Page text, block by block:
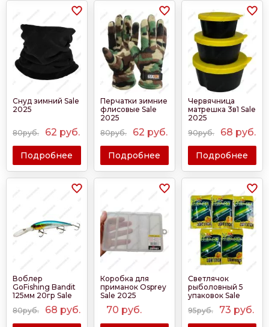
Снуд зимний Sale
2025
80руб. 62 руб.
Подробнее
Перчатки зимние
флисовые Sale
2025
80руб.
62 руб.
Подробнее
Червячница
матрешка 3в1 Sale
2025
90руб.
68 руб.
Подробнее
Воблер
GoFishing Bandit
125мм 20гр Sale
80руб. 68 руб.
Коробка для
приманок Osprey
Sale 2025
70 руб.
Светлячок
рыболовный 5
упаковок Sale
95руб. 73 руб.